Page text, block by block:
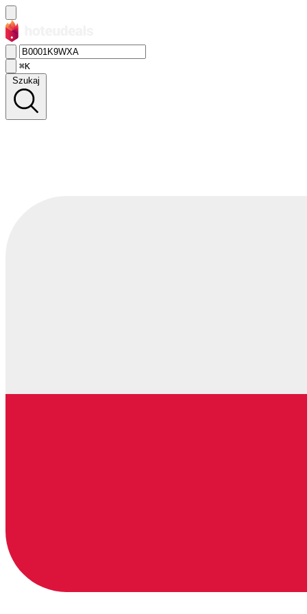
⌘K
Szukaj